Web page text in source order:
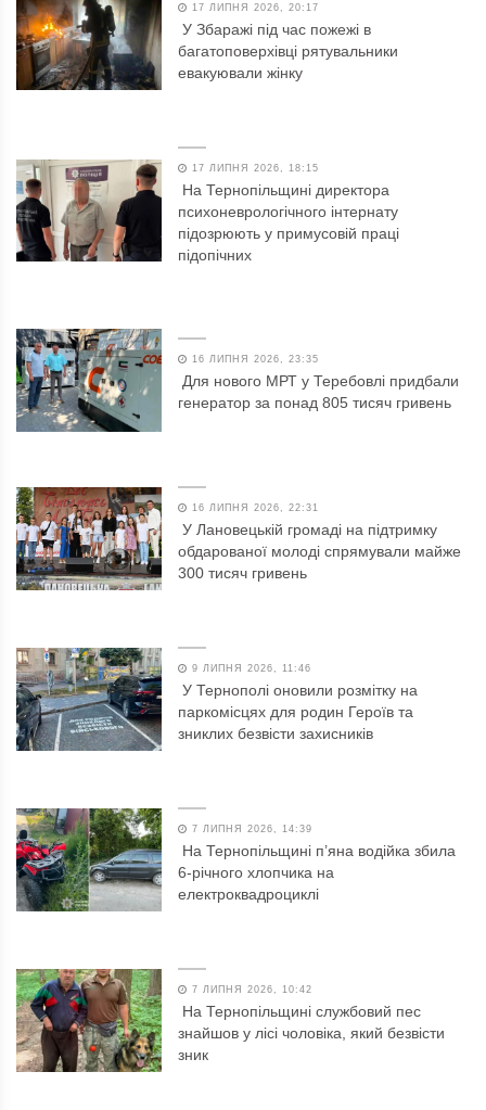
17 ЛИПНЯ 2026, 20:17
У Збаражі під час пожежі в
багатоповерхівці рятувальники
евакуювали жінку
17 ЛИПНЯ 2026, 18:15
На Тернопільщині директора
психоневрологічного інтернату
підозрюють у примусовій праці
підопічних
16 ЛИПНЯ 2026, 23:35
Для нового МРТ у Теребовлі придбали
генератор за понад 805 тисяч гривень
16 ЛИПНЯ 2026, 22:31
У Лановецькій громаді на підтримку
обдарованої молоді спрямували майже
300 тисяч гривень
9 ЛИПНЯ 2026, 11:46
У Тернополі оновили розмітку на
паркомісцях для родин Героїв та
зниклих безвісти захисників
7 ЛИПНЯ 2026, 14:39
На Тернопільщині п’яна водійка збила
6-річного хлопчика на
електроквадроциклі
7 ЛИПНЯ 2026, 10:42
На Тернопільщині службовий пес
знайшов у лісі чоловіка, який безвісти
зник